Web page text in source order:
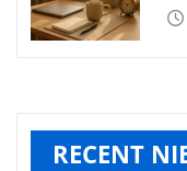
RECENT